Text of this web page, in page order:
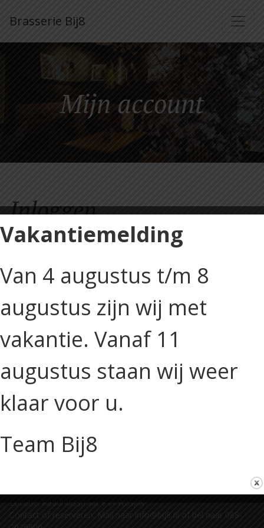
Brasserie Bij8
Mijn account
Inloggen
Gebruikersnaam of e-mailadres *Vereist
Wachtwoord Vereist
Onthouden
Wachtwoord vergeten?
Locatie: Raadhuisstraat 8 in Waspik
Contact of reserveren: Mail naar info@bij8.nl of bel naar 088-
Vakantiemelding
Van 4 augustus t/m 8
augustus zijn wij met
vakantie. Vanaf 11
augustus staan wij weer
klaar voor u.
Team Bij8